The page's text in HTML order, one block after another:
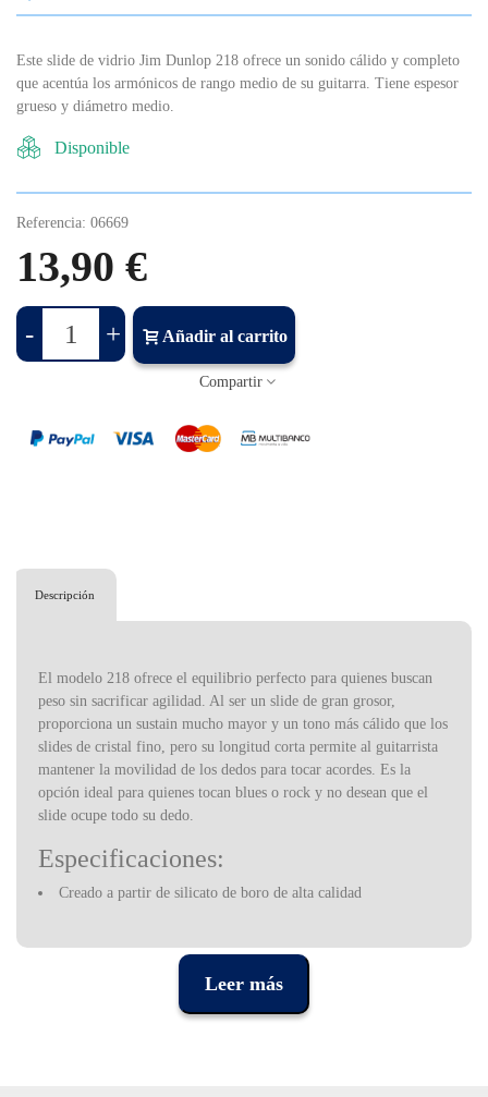
Este slide de vidrio Jim Dunlop 218 ofrece un sonido cálido y completo
que acentúa los armónicos de rango medio de su guitarra. Tiene espesor
grueso y diámetro medio.
Disponible
Referencia: 06669
13,90 €
- + Añadir al carrito
Compartir
Descripción
El modelo 218 ofrece el equilibrio perfecto para quienes buscan
peso sin sacrificar agilidad. Al ser un slide de gran grosor,
proporciona un sustain mucho mayor y un tono más cálido que los
slides de cristal fino, pero su longitud corta permite al guitarrista
mantener la movilidad de los dedos para tocar acordes. Es la
opción ideal para quienes tocan blues o rock y no desean que el
slide ocupe todo su dedo.
Especificaciones:
Creado a partir de silicato de boro de alta calidad
Leer más